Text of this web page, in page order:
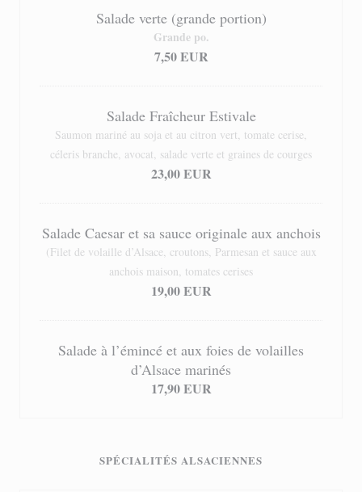
Salade verte (grande portion)
7,50 EUR
Grande po.
Salade Fraîcheur Estivale
Saumon mariné au soja et au citron vert, tomate cerise,
céleris branche, avocat, salade verte et graines de courges
23,00 EUR
Salade Caesar et sa sauce originale aux anchois
(Filet de volaille d’Alsace, croutons, Parmesan et sauce aux
anchois maison, tomates cerises
19,00 EUR
Salade à l’émincé et aux foies de volailles
d’Alsace marinés
17,90 EUR
SPÉCIALITÉS ALSACIENNES